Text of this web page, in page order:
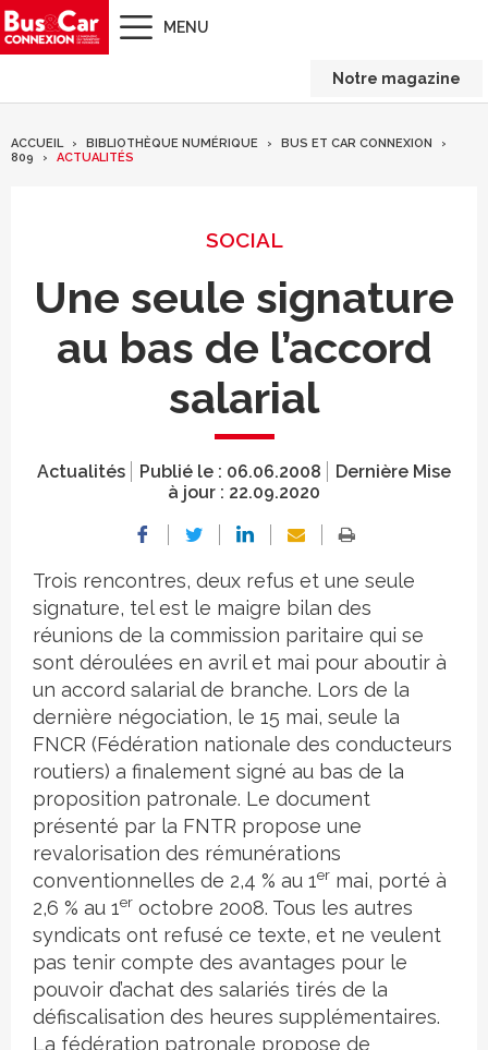
MENU
Notre magazine
ACCUEIL BIBLIOTHÈQUE NUMÉRIQUE
BUS ET CAR CONNEXION
809
ACTUALITÉS
SOCIAL
Une seule signature
au bas de l’accord
salarial
Actualités Publié le : 06.06.2008
Dernière Mise
à jour : 22.09.2020
Trois rencontres, deux refus et une seule
signature, tel est le maigre bilan des
réunions de la commission paritaire qui se
sont déroulées en avril et mai pour aboutir à
un accord salarial de branche. Lors de la
dernière négociation, le 15 mai, seule la
FNCR (Fédération nationale des conducteurs
routiers) a finalement signé au bas de la
proposition patronale. Le document
présenté par la FNTR propose une
revalorisation des rémunérations
conventionnelles de 2,4 % au 1er mai, porté à
2,6 % au 1er octobre 2008. Tous les autres
syndicats ont refusé ce texte, et ne veulent
pas tenir compte des avantages pour le
pouvoir d’achat des salariés tirés de la
défiscalisation des heures supplémentaires.
La fédération patronale propose de